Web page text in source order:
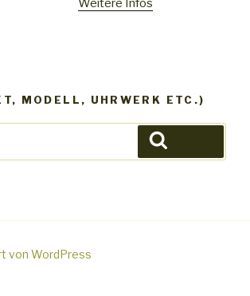
Weitere Infos
MODELL, UHRWERK ETC.)
von WordPress